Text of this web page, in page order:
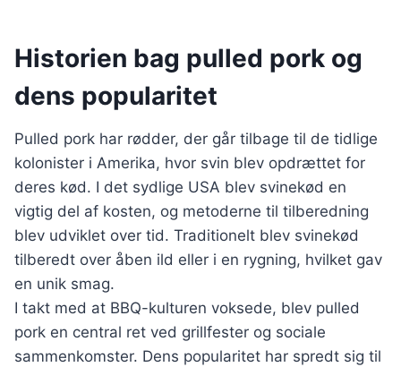
Historien bag pulled pork og
dens popularitet
Pulled pork har rødder, der går tilbage til de tidlige
kolonister i Amerika, hvor svin blev opdrættet for
deres kød. I det sydlige USA blev svinekød en
vigtig del af kosten, og metoderne til tilberedning
blev udviklet over tid. Traditionelt blev svinekød
tilberedt over åben ild eller i en rygning, hvilket gav
en unik smag.
I takt med at BBQ-kulturen voksede, blev pulled
pork en central ret ved grillfester og sociale
sammenkomster. Dens popularitet har spredt sig til